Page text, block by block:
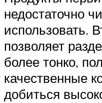
недостаточно
использовать.
позволяет
более тонко,
качественные
добиться